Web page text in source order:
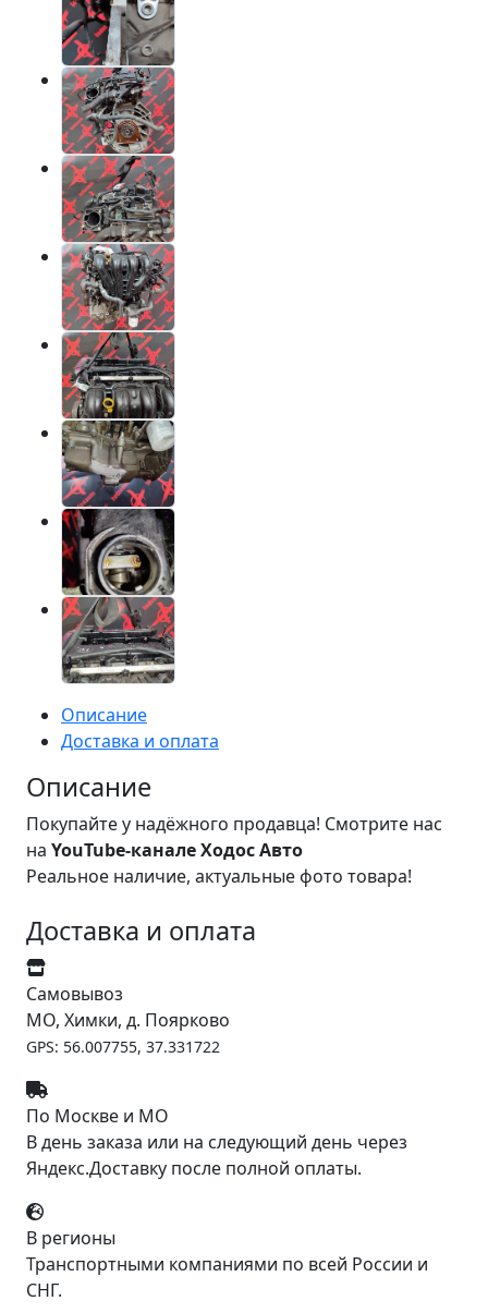
Описание
Доставка и оплата
Описание
Покупайте у надёжного продавца! Смотрите нас
на YouTube-канале Ходос Авто
Реальное наличие, актуальные фото товара!
Доставка и оплата
Самовывоз
МО, Химки, д. Поярково
GPS: 56.007755, 37.331722
По Москве и МО
В день заказа или на следующий день через
Яндекс.Доставку после полной оплаты.
В регионы
Транспортными компаниями по всей России и
СНГ.